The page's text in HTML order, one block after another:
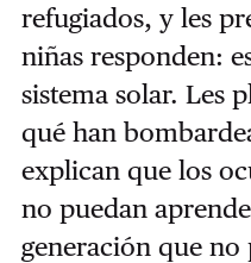
refugiados, y les
niñas responden:
sistema solar. Les
qué han
explican que los
no puedan
generación que no